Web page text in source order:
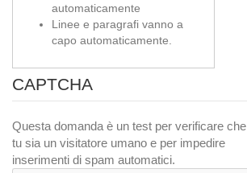
automaticamente
Linee e paragrafi vanno a
capo automaticamente.
CAPTCHA
Questa domanda è un test per verificare che
tu sia un visitatore umano e per impedire
inserimenti di spam automatici.